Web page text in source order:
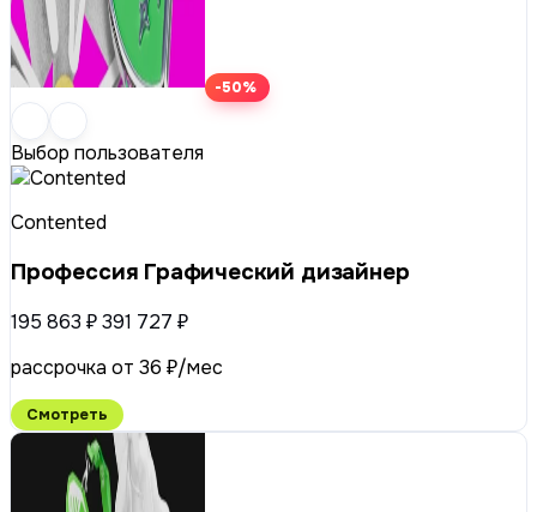
-50%
Выбор пользователя
Contented
Профессия Графический дизайнер
195 863 ₽391 727 ₽
рассрочка от 36 ₽/мес
Смотреть